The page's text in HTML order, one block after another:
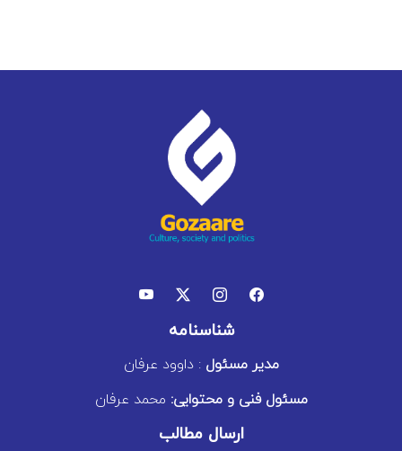
شناسنامه
مدیر مسئول: داوود عرفان
مسئول فنی و محتوایی: محمد عرفان
ارسال مطالب